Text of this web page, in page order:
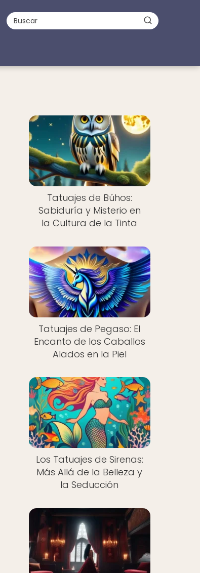
Tatuajes de Búhos:
Sabiduría y Misterio en
la Cultura de la Tinta
Tatuajes de Pegaso: El
Encanto de los Caballos
Alados en la Piel
Los Tatuajes de Sirenas:
Más Allá de la Belleza y
la Seducción